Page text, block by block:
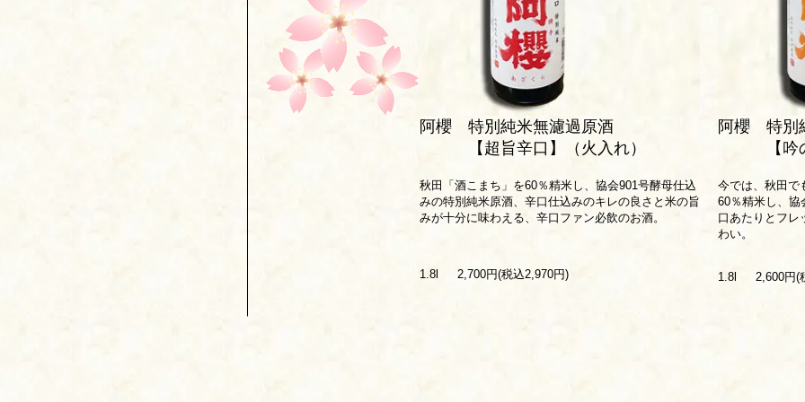
阿櫻 特別純米無濾過原酒
【超旨辛口】（火入れ）
秋田「酒こまち」を60％精米し、協会901号酵母仕込
みの特別純米原酒、辛口仕込みのキレの良さと米の旨
みが十分に味わえる、辛口ファン必飲のお酒。
1.8l 2,700円(税込2,970円)
阿櫻 特別
【吟の
今では、秋田で
60％精米し、協
口あたりとフレ
わい。
1.8l 2,600円(